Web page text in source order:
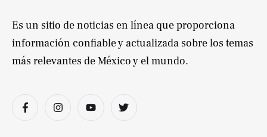
Es un sitio de noticias en línea que proporciona
información confiable y actualizada sobre los temas
más relevantes de México y el mundo.